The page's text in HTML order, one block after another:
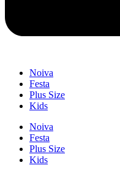
Noiva
Festa
Plus Size
Kids
Noiva
Festa
Plus Size
Kids